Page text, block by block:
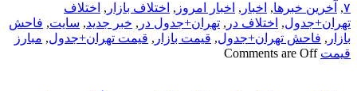
۷, آخرین خبرها, اخبار , اخبار امروز , اختلاف بازار , اختلاف
تهران+جدول, اختلاف در , تهران+جدول در , خبر جدید, سایت, فاحش
بازار , فاحش تهران+جدول, قیمت بازار , قیمت تهران+جدول, مبارز
قیمت Comments are Off